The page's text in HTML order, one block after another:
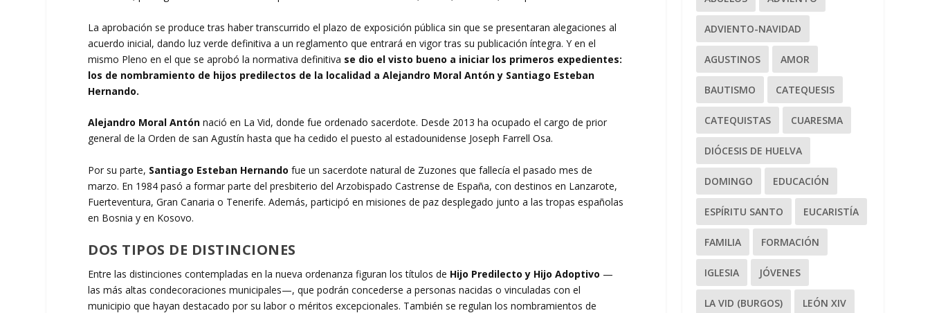
La aprobación se produce tras haber transcurrido el plazo de exposición pública sin que se presentaran alegaciones al
acuerdo inicial, dando luz verde definitiva a un reglamento que entrará en vigor tras su publicación íntegra. Y en el
mismo Pleno en el que se aprobó la normativa definitiva se dio el visto bueno a iniciar los primeros expedientes:
los de nombramiento de hijos predilectos de la localidad a Alejandro Moral Antón y Santiago Esteban
Hernando.
Alejandro Moral Antón nació en La Vid, donde fue ordenado sacerdote. Desde 2013 ha ocupado el cargo de prior
general de la Orden de san Agustín hasta que ha cedido el puesto al estadounidense Joseph Farrell Osa.
Por su parte, Santiago Esteban Hernando fue un sacerdote natural de Zuzones que fallecía el pasado mes de
marzo. En 1984 pasó a formar parte del presbiterio del Arzobispado Castrense de España, con destinos en Lanzarote,
Fuerteventura, Gran Canaria o Tenerife. Además, participó en misiones de paz desplegado junto a las tropas españolas
en Bosnia y en Kosovo.
DOS TIPOS DE DISTINCIONES
Entre las distinciones contempladas en la nueva ordenanza figuran los títulos de Hijo Predilecto y Hijo Adoptivo —
las más altas condecoraciones municipales—, que podrán concederse a personas nacidas o vinculadas con el
municipio que hayan destacado por su labor o méritos excepcionales. También se regulan los nombramientos de
ADVIENTO-NAVIDAD
AGUSTINOS AMOR
BAUTISMO CATEQUESIS
CATEQUISTAS CUARESMA
DIÓCESIS DE HUELVA
DOMINGO EDUCACIÓN
ESPÍRITU SANTO EUCARISTÍA
FAMILIA FORMACIÓN
IGLESIA JÓVENES
LA VID (BURGOS) LEÓN XIV